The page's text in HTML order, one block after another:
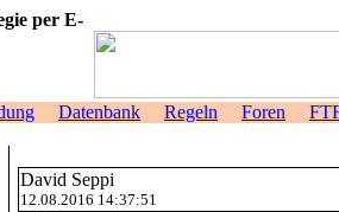
per E-
Datenbank Regeln Foren
David Seppi
12.08.2016 14:37:51